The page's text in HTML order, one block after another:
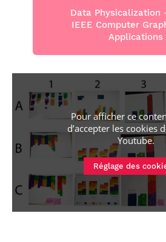
Data Physicalization
IEEE Computer
Applications
Pour afficher ce
d’accepter les cookies
Youtube.
Réglage des